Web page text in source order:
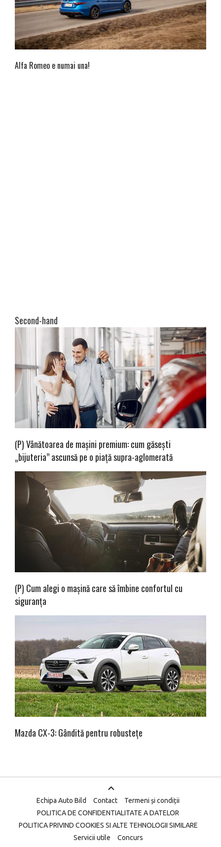
Alfa Romeo e numai una!
Second-hand
(P) Vânătoarea de mașini premium: cum găsești
„bijuteria” ascunsă pe o piață supra-aglomerată
(P) Cum alegi o mașină care să îmbine confortul cu
siguranța
Mazda CX-3: Gândită pentru robustețe
Echipa Auto Bild Contact
Termeni și condiții
POLITICA DE CONFIDENTIALITATE A DATELOR
POLITICA PRIVIND COOKIES SI ALTE TEHNOLOGII SIMILARE
Servicii utile
Concurs